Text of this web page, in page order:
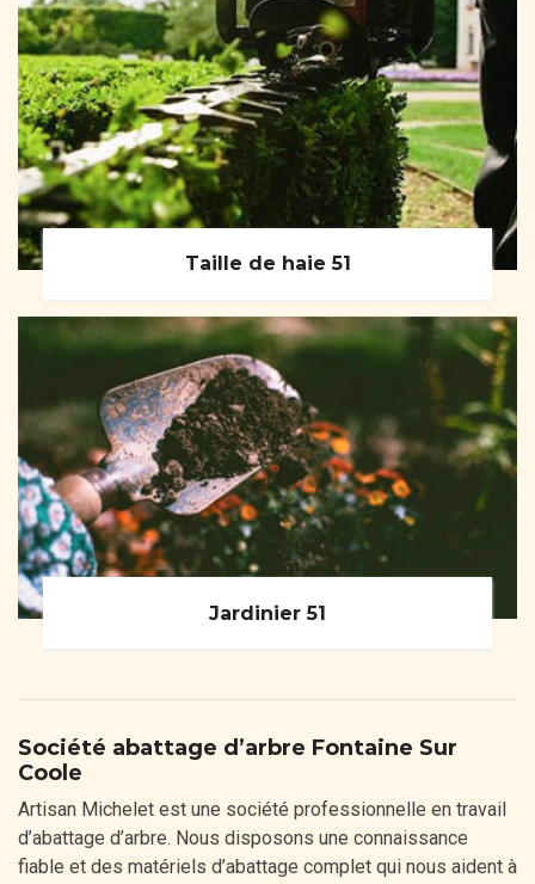
Taille de haie 51
Jardinier 51
Société abattage d’arbre Fontaine Sur
Coole
Artisan Michelet est une société professionnelle en travail
d’abattage d’arbre. Nous disposons une connaissance
fiable et des matériels d’abattage complet qui nous aident à